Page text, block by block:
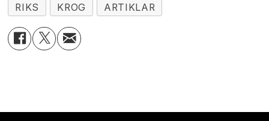
RIKS KROG ARTIKLAR